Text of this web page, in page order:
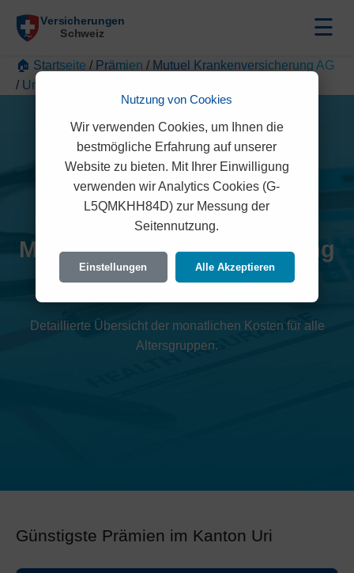
☰
🏠 Startseite / Prämien / Mutuel Krankenversicherung AG
/ Uri
Mutuel Krankenversicherung
AG Prämien 2026 (Uri)
Detaillierte Übersicht der monatlichen Kosten für alle
Altersgruppen.
Günstigste Prämien im Kanton Uri
Nutzung von Cookies
Wir verwenden Cookies, um Ihnen die
bestmögliche Erfahrung auf unserer
Website zu bieten. Mit Ihrer Einwilligung
verwenden wir Analytics Cookies (G-
L5QMKHH84D) zur Messung der
Seitennutzung.
Einstellungen Alle Akzeptieren